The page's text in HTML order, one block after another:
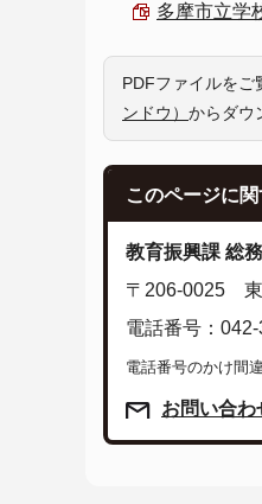
多摩市立学
PDFファイルをご
ンドウ） からダウ
このページに関
教育振興課 総
〒206-0025
電話番号：
電話番号のかけ間
お問い合わ